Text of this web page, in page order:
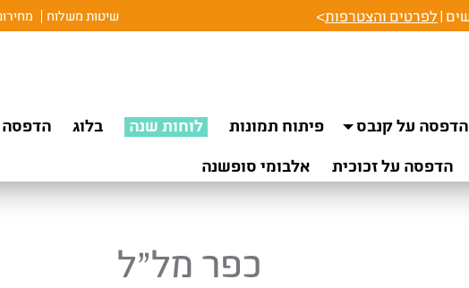
לפרטים והצטרפות> שיטות משלוח
הדפסה על קנבס פיתוח תמונות לוחות שנה בלוג הדפסה
הדפסה על זכוכית אלבומי סופשנה
כפר מל”ל